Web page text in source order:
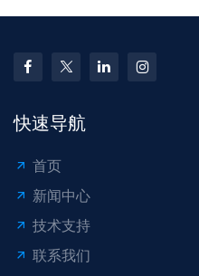
快速导航
首页
新闻中心
技术支持
联系我们